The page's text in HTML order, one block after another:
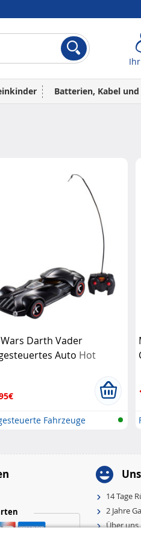
Batterien, Kabel
Darth Vader
Auto Hot
Fahrzeuge
14 Tage
2 Jahre
Über uns
Ihr Konto